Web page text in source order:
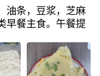
油条，豆浆，芝麻
早餐主食。午餐提